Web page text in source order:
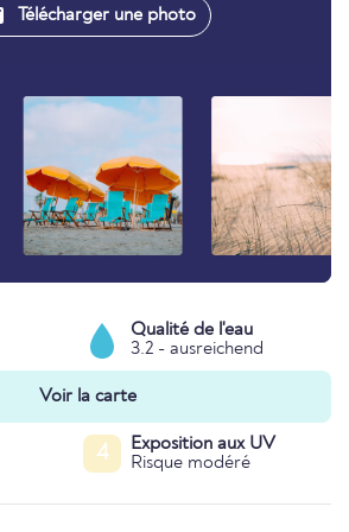
Télécharger une photo
Qualité de l'eau
3.2 - ausreichend
Voir la carte
4
Exposition aux UV
Risque modéré